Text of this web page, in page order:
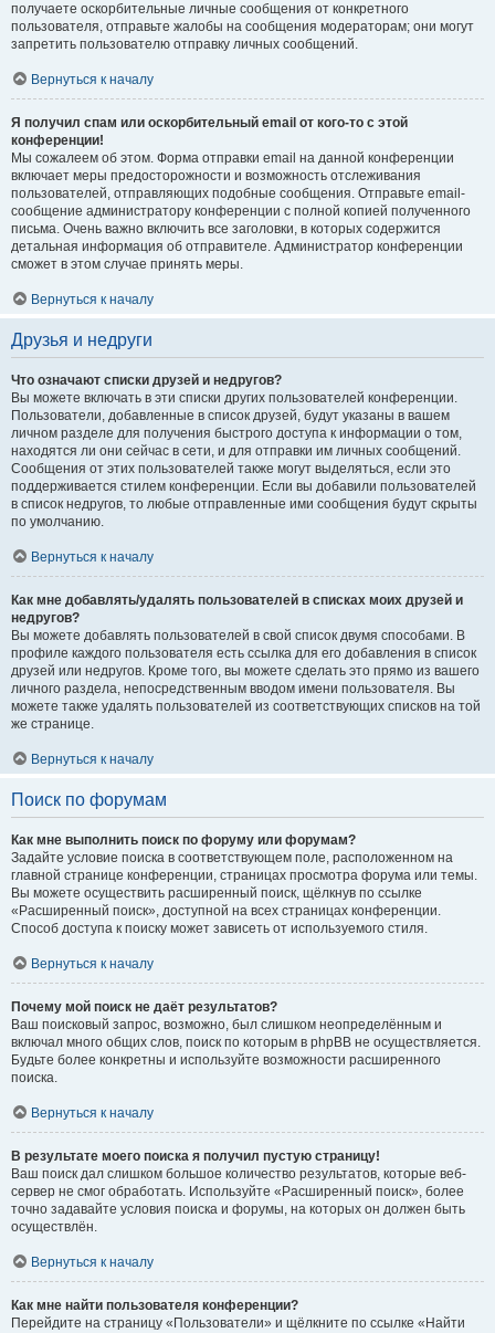
получаете оскорбительные личные сообщения от конкретного
пользователя, отправьте жалобы на сообщения модераторам; они могут
запретить пользователю отправку личных сообщений.
Вернуться к началу
Я получил спам или оскорбительный email от кого-то с этой
конференции!
Мы сожалеем об этом. Форма отправки email на данной конференции
включает меры предосторожности и возможность отслеживания
пользователей, отправляющих подобные сообщения. Отправьте email-
сообщение администратору конференции с полной копией полученного
письма. Очень важно включить все заголовки, в которых содержится
детальная информация об отправителе. Администратор конференции
сможет в этом случае принять меры.
Вернуться к началу
Друзья и недруги
Что означают списки друзей и недругов?
Вы можете включать в эти списки других пользователей конференции.
Пользователи, добавленные в список друзей, будут указаны в вашем
личном разделе для получения быстрого доступа к информации о том,
находятся ли они сейчас в сети, и для отправки им личных сообщений.
Сообщения от этих пользователей также могут выделяться, если это
поддерживается стилем конференции. Если вы добавили пользователей
в список недругов, то любые отправленные ими сообщения будут скрыты
по умолчанию.
Вернуться к началу
Как мне добавлять/удалять пользователей в списках моих друзей и
недругов?
Вы можете добавлять пользователей в свой список двумя способами. В
профиле каждого пользователя есть ссылка для его добавления в список
друзей или недругов. Кроме того, вы можете сделать это прямо из вашего
личного раздела, непосредственным вводом имени пользователя. Вы
можете также удалять пользователей из соответствующих списков на той
же странице.
Вернуться к началу
Поиск по форумам
Как мне выполнить поиск по форуму или форумам?
Задайте условие поиска в соответствующем поле, расположенном на
главной странице конференции, страницах просмотра форума или темы.
Вы можете осуществить расширенный поиск, щёлкнув по ссылке
«Расширенный поиск», доступной на всех страницах конференции.
Способ доступа к поиску может зависеть от используемого стиля.
Вернуться к началу
Почему мой поиск не даёт результатов?
Ваш поисковый запрос, возможно, был слишком неопределённым и
включал много общих слов, поиск по которым в phpBB не осуществляется.
Будьте более конкретны и используйте возможности расширенного
поиска.
Вернуться к началу
В результате моего поиска я получил пустую страницу!
Ваш поиск дал слишком большое количество результатов, которые веб-
сервер не смог обработать. Используйте «Расширенный поиск», более
точно задавайте условия поиска и форумы, на которых он должен быть
осуществлён.
Вернуться к началу
Как мне найти пользователя конференции?
Перейдите на страницу «Пользователи» и щёлкните по ссылке «Найти